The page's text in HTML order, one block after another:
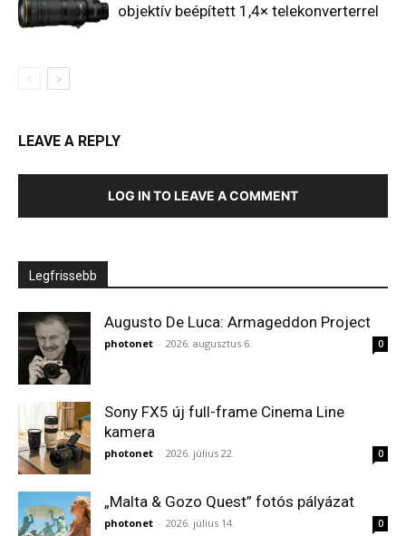
objektív beépített 1,4× telekonverterrel
LEAVE A REPLY
LOG IN TO LEAVE A COMMENT
Legfrissebb
Augusto De Luca: Armageddon Project
photonet - 2026. augusztus 6. 0
Sony FX5 új full-frame Cinema Line
kamera
photonet - 2026. július 22. 0
„Malta & Gozo Quest” fotós pályázat
photonet - 2026. július 14. 0